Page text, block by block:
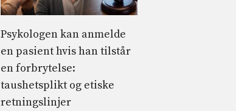
Psykologen kan anmelde
en pasient hvis han tilstår
en forbrytelse:
taushetsplikt og etiske
retningslinjer